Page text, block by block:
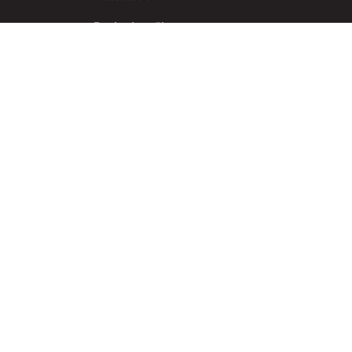
Darba iespējas